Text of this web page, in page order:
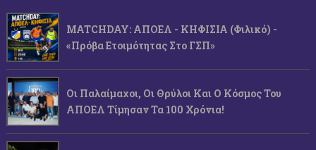
MATCHDAY: ΑΠΟΕΛ - ΚΗΦΙΣΙΑ (φιλικό) -
«Πρόβα Ετοιμότητας Στο ΓΣΠ»
Οι Παλαίμαχοι, Οι Θρύλοι Και Ο Κόσμος Του
ΑΠΟΕΛ Τίμησαν Τα 100 Χρόνια!